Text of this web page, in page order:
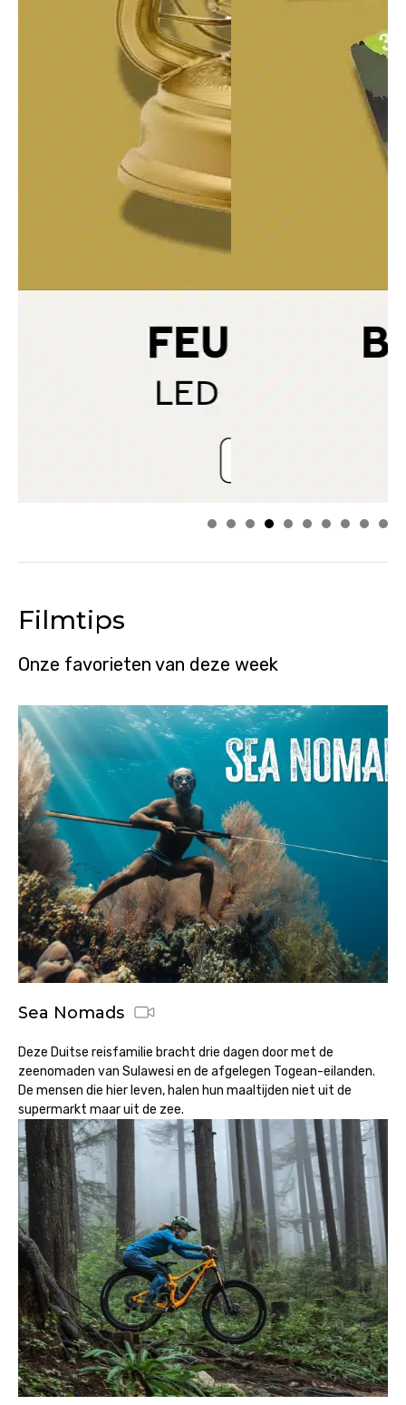
Filmtips
Onze favorieten van deze week
Sea Nomads
Deze Duitse reisfamilie bracht drie dagen door met de
zeenomaden van Sulawesi en de afgelegen Togean-eilanden.
De mensen die hier leven, halen hun maaltijden niet uit de
supermarkt maar uit de zee.